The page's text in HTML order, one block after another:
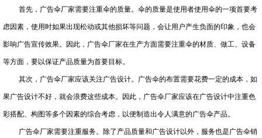
首先，广告伞厂家需要注重伞的质量。伞的质量是使用者使用伞的一项首要考
虑因素，使用时如果出现松动或其他损坏等问题，会让用户产生负面的印象，也会
影响广告宣传效果。因此，广告伞厂家在生产方面需要注重伞的材质、做工、设备
等方面，要以保证产品质量为首要目标。
其次，广告伞厂家应该关注广告设计。广告伞的布置需要花费一定的成本，如
果广告设计不好，就会浪费这些成本。因此，广告伞厂家应该在广告设计中注重色
彩搭配、构图等多个因素的综合考虑，以便制造出令人满意的广告伞产品。
广告伞厂家需要注重服务。除了产品质量和广告设计以外，服务也是广告伞销